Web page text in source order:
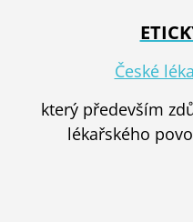
České
který především
lékařského